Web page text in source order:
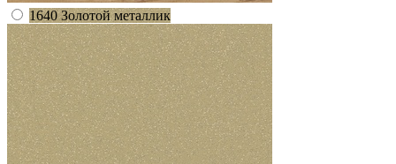
1640 Золотой металлик